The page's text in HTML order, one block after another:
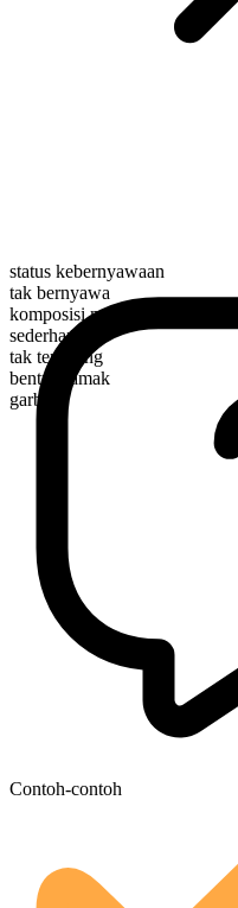
status kebernyawaan
tak bernyawa
komposisi morfologis
sederhana
tak terhitung
bentuk jamak
garbs
Contoh-contoh